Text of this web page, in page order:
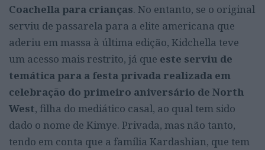
Coachella para crianças. No entanto, se o original
serviu de passarela para a elite americana que
aderiu em massa à última edição, Kidchella teve
um acesso mais restrito, já que este serviu de
temática para a festa privada realizada em
celebração do primeiro aniversário de North
West, filha do mediático casal, ao qual tem sido
dado o nome de Kimye. Privada, mas não tanto,
tendo em conta que a família Kardashian, que tem